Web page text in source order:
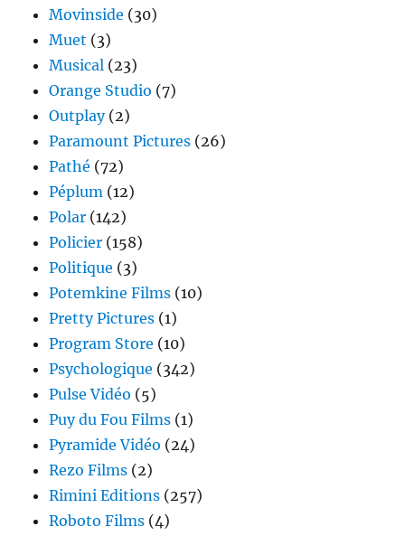
Movinside (30)
Muet (3)
Musical (23)
Orange Studio (7)
Outplay(2)
Paramount Pictures (26)
Pathé (72)
Péplum (12)
Polar (142)
Policier (158)
Politique (3)
Potemkine Films (10)
Pretty Pictures (1)
Program Store (10)
Psychologique (342)
Pulse Vidéo (5)
Puy du Fou Films (1)
Pyramide Vidéo (24)
Rezo Films (2)
Rimini Editions (257)
Roboto Films (4)